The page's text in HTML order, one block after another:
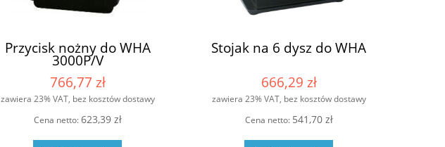
Przycisk nożny do WHA
3000P/V
766,77 zł
zawiera 23% VAT, bez kosztów dostawy
Cena netto:623,39 zł
Stojak na 6 dysz do WHA
666,29 zł
zawiera 23% VAT, bez kosztów dostawy
Cena netto: 541,70 zł